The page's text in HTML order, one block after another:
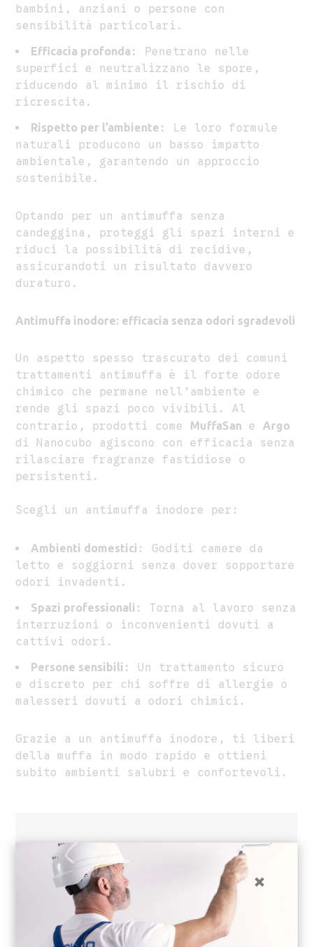
bambini, anziani o persone con
sensibilità particolari.
Efficacia profonda : Penetrano nelle
superfici e neutralizzano le spore,
riducendo al minimo il rischio di
ricrescita.
Rispetto per l’ambiente : Le loro formule
naturali producono un basso impatto
ambientale, garantendo un approccio
sostenibile.
Optando per un antimuffa senza
candeggina, proteggi gli spazi interni e
riduci la possibilità di recidive,
assicurandoti un risultato davvero
duraturo.
Antimuffa inodore: efficacia senza odori sgradevoli
Un aspetto spesso trascurato dei comuni
trattamenti antimuffa è il forte odore
chimico che permane nell’ambiente e
rende gli spazi poco vivibili. Al
contrario, prodotti come MuffaSan eArgo
di Nanocubo agiscono con efficacia senza
rilasciare fragranze fastidiose o
persistenti.
Scegli un antimuffa inodore per:
Ambienti domestici : Goditi camere da
letto e soggiorni senza dover sopportare
odori invadenti.
Spazi professionali : Torna al lavoro senza
interruzioni o inconvenienti dovuti a
cattivi odori.
Persone sensibili : Un trattamento sicuro
e discreto per chi soffre di allergie o
malesseri dovuti a odori chimici.
Grazie a un antimuffa inodore, ti liberi
della muffa in modo rapido e ottieni
subito ambienti salubri e confortevoli.
×